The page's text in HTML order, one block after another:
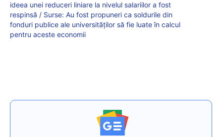
ideea unei reduceri liniare la nivelul salariilor a fost
respinsă / Surse: Au fost propuneri ca soldurile din
fonduri publice ale universităților să fie luate în calcul
pentru aceste economii